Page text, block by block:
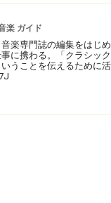
楽 ガイド
楽専門誌の編集をはじ
に携わる。「クラシッ
うことを伝えるために活